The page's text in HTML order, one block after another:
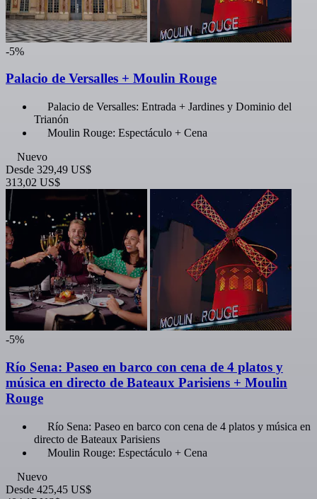
-5%
Palacio de Versalles + Moulin Rouge
Palacio de Versalles: Entrada + Jardines y Dominio del
Trianón
Moulin Rouge: Espectáculo + Cena
Nuevo
Desde 329,49 US$
313,02 US$
-5%
Río Sena: Paseo en barco con cena de 4 platos y
música en directo de Bateaux Parisiens + Moulin
Rouge
Río Sena: Paseo en barco con cena de 4 platos y música en
directo de Bateaux Parisiens
Moulin Rouge: Espectáculo + Cena
Nuevo
Desde 425,45 US$